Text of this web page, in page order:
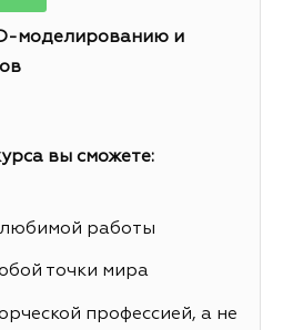
моделированию и
вы сможете:
работы
точки мира
профессией, а не